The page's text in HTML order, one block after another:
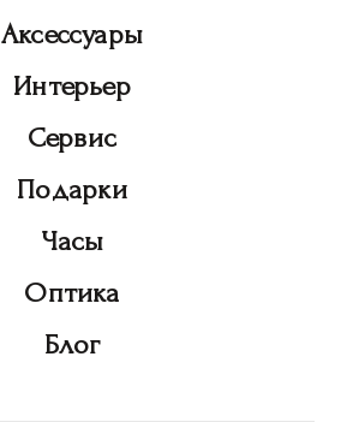
Аксессуары
Интерьер
Сервис
Подарки
Часы
Оптика
Блог